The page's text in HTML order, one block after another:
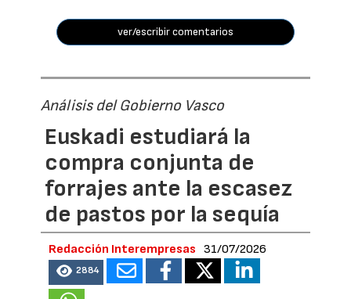
ver/escribir comentarios
Análisis del Gobierno Vasco
Euskadi estudiará la
compra conjunta de
forrajes ante la escasez
de pastos por la sequía
Redacción Interempresas 31/07/2026
2884